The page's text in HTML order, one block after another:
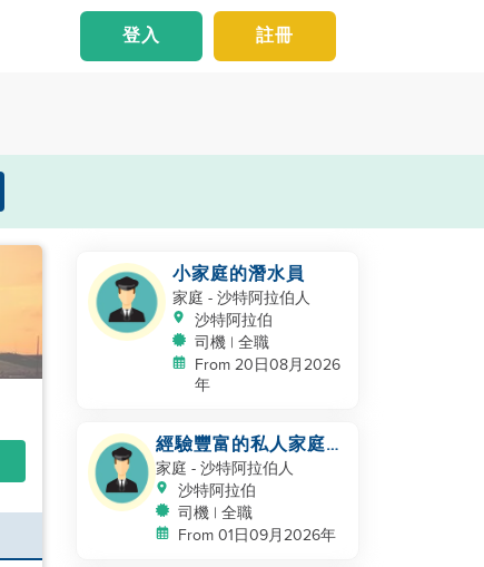
註冊
登入
小家庭的潛水員
家庭 - 沙特阿拉伯人
沙特阿拉伯
司機 | 全職
From 20日08月2026
年
經驗豐富的私人家庭司
機 - 沙特/海灣合作委
員會經驗
家庭 - 沙特阿拉伯人
沙特阿拉伯
司機 | 全職
From 01日09月2026年